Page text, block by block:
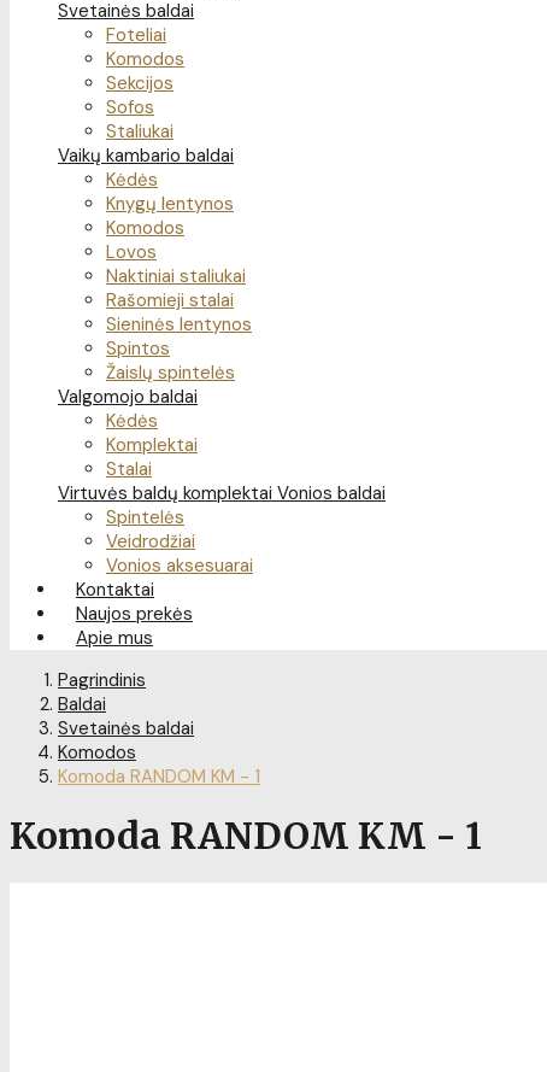
Svetainės baldai
Foteliai
Komodos
Sekcijos
Sofos
Staliukai
Vaikų kambario baldai
Kėdės
Knygų lentynos
Komodos
Lovos
Naktiniai staliukai
Rašomieji stalai
Sieninės lentynos
Spintos
Žaislų spintelės
Valgomojo baldai
Kėdės
Komplektai
Stalai
Virtuvės baldų komplektai Vonios baldai
Spintelės
Veidrodžiai
Vonios aksesuarai
Kontaktai
Naujos prekės
Apie mus
Pagrindinis
Baldai
Svetainės baldai
Komodos
Komoda RANDOM KM - 1
Komoda RANDOM KM - 1